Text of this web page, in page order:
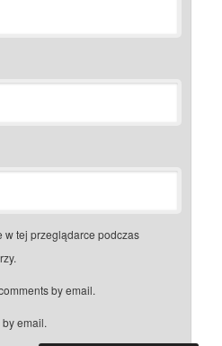
w tej przeglądarce podczas
by email.
email.